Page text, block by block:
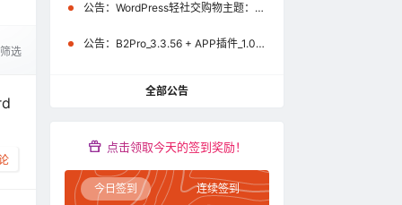
筛选
公告： WordPress轻社交购物主题：B2Pro_3.4.1 + APP插件_1.1.0+uniapp源码_1.1.0（微信小程序）更新通知
公告： B2Pro_3.3.56 + APP插件_1.0.9+uniapp源码_1.0.9更新公告
全部公告
点击领取今天的签到奖励！
今日签到 连续签到